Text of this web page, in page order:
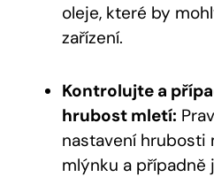
oleje, ‍které by
zařízení.
Kontrolujte a
hrubost mletí:
nastavení hrubosti
mlýnku ⁣a